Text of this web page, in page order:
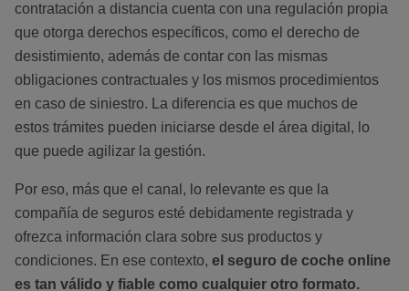
contratación a distancia cuenta con una regulación propia
que otorga derechos específicos, como el derecho de
desistimiento, además de contar con las mismas
obligaciones contractuales y los mismos procedimientos
en caso de siniestro. La diferencia es que muchos de
estos trámites pueden iniciarse desde el área digital, lo
que puede agilizar la gestión.
Por eso, más que el canal, lo relevante es que la
compañía de seguros esté debidamente registrada y
ofrezca información clara sobre sus productos y
condiciones. En ese contexto, el seguro de coche online
es tan válido y fiable como cualquier otro formato.